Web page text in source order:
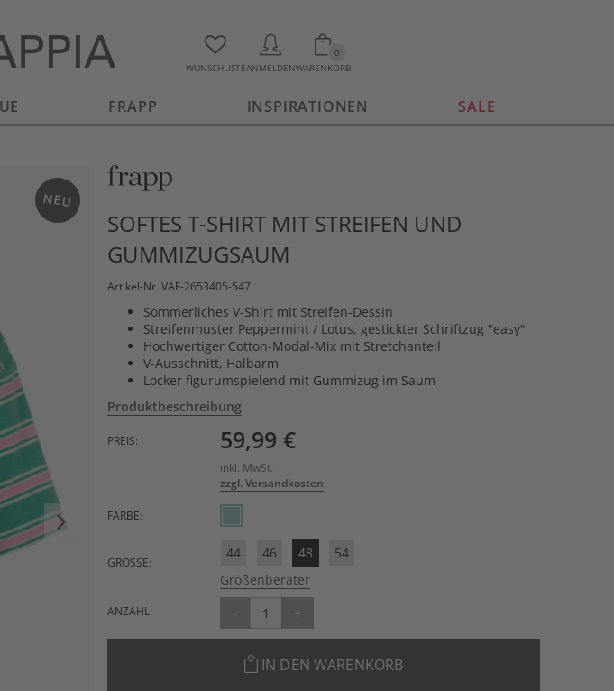
WUNSCHLISTEANMELDEN
0
WARENKORB
FRAPP INSPIRATIONEN SALE
NEU
SOFTES T-SHIRT MIT STREIFEN UND
GUMMIZUGSAUM
Artikel-Nr. VAF-2653405-547
Sommerliches V-Shirt mit Streifen-Dessin
Streifenmuster Peppermint / Lotus, gestickter Schriftzug "easy"
Hochwertiger Cotton-Modal-Mix mit Stretchanteil
V-Ausschnitt, Halbarm
Locker figurumspielend mit Gummizug im Saum
Produktbeschreibung
PREIS: 59,99 €
inkl. MwSt.
zzgl. Versandkosten
FARBE:
GRÖSSE:
44 46 48
54
Größenberater
ANZAHL: - +
IN DEN WARENKORB